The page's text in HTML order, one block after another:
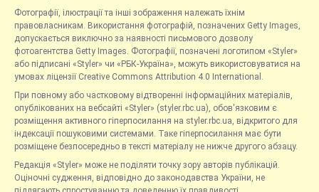
Фотографії, ілюстрації та інші зображення належать їхнім
правовласникам. Використання фотографій, позначених Getty Images,
допускається виключно за наявності письмового дозволу
фотоагентства Getty Images. Фотографії, позначені логотипом «Styler»
або підписані «Styler» чи «РБК-Україна», можуть використовуватися на
умовах ліцензії Creative Commons Attribution 4.0 International.
При повному або частковому відтворенні інформаційних матеріалів,
опублікованих на вебсайті «Styler» (styler.rbc.ua), обов'язковим є
розміщення активного гіперпосилання на styler.rbc.ua, відкритого для
індексації пошуковими системами. Таке гіперпосилання має бути
розміщене безпосередньо в тексті матеріалу не нижче другого абзацу.
Редакція «Styler» може не поділяти точку зору авторів публікацій.
Оціночні судження, відповідно до законодавства України, не